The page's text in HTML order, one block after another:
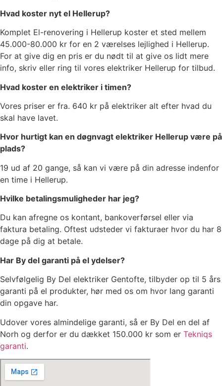
Hvad koster nyt el Hellerup?
Komplet El-renovering i Hellerup koster et sted mellem
45.000-80.000 kr for en 2 værelses lejlighed i Hellerup.
For at give dig en pris er du nødt til at give os lidt mere
info, skriv eller ring til vores elektriker Hellerup for tilbud.
Hvad koster en elektriker i timen?
Vores priser er fra. 640 kr på elektriker alt efter hvad du
skal have lavet.
Hvor hurtigt kan en døgnvagt elektriker Hellerup være på
plads?
19 ud af 20 gange, så kan vi være på din adresse indenfor
en time i Hellerup.
Hvilke betalingsmuligheder har jeg?
Du kan afregne os kontant, bankoverførsel eller via
faktura betaling. Oftest udsteder vi fakturaer hvor du har 8
dage på dig at betale.
Har By del garanti på el ydelser?
Selvfølgelig By Del elektriker Gentofte, tilbyder op til 5 års
garanti på el produkter, hør med os om hvor lang garanti
din opgave har.
Udover vores almindelige garanti, så er By Del en del af
Norh og derfor er du dækket 150.000 kr som er Tekniqs
garanti.